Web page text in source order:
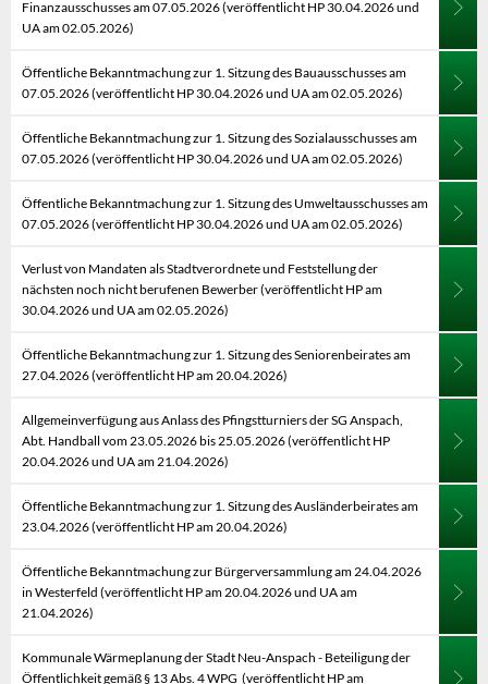
Finanzausschusses am 07.05.2026 (veröffentlicht HP 30.04.2026 und
UA am 02.05.2026)
Öffentliche Bekanntmachung zur 1. Sitzung des Bauausschusses am
07.05.2026 (veröffentlicht HP 30.04.2026 und UA am 02.05.2026)
Öffentliche Bekanntmachung zur 1. Sitzung des Sozialausschusses am
07.05.2026 (veröffentlicht HP 30.04.2026 und UA am 02.05.2026)
Öffentliche Bekanntmachung zur 1. Sitzung des Umweltausschusses am
07.05.2026 (veröffentlicht HP 30.04.2026 und UA am 02.05.2026)
Verlust von Mandaten als Stadtverordnete und Feststellung der
nächsten noch nicht berufenen Bewerber (veröffentlicht HP am
30.04.2026 und UA am 02.05.2026)
Öffentliche Bekanntmachung zur 1. Sitzung des Seniorenbeirates am
27.04.2026 (veröffentlicht HP am 20.04.2026)
Allgemeinverfügung aus Anlass des Pfingstturniers der SG Anspach,
Abt. Handball vom 23.05.2026 bis 25.05.2026 (veröffentlicht HP
20.04.2026 und UA am 21.04.2026)
Öffentliche Bekanntmachung zur 1. Sitzung des Ausländerbeirates am
23.04.2026 (veröffentlicht HP am 20.04.2026)
Öffentliche Bekanntmachung zur Bürgerversammlung am 24.04.2026
in Westerfeld (veröffentlicht HP am 20.04.2026 und UA am
21.04.2026)
Kommunale Wärmeplanung der Stadt Neu-Anspach - Beteiligung der
Öffentlichkeit gemäß § 13 Abs. 4 WPG (veröffentlicht HP am